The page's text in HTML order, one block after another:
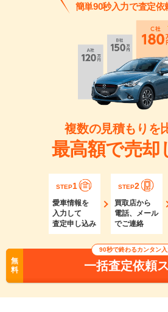
簡単90秒入力で査定依
複数の見積もりを
最高額で売却
STEP1
愛車情報を
入力して
査定申し込み
STEP2
買取店から
電話、メール
でご連絡
無
料
90秒で終わるカンタン入
一括査定依頼